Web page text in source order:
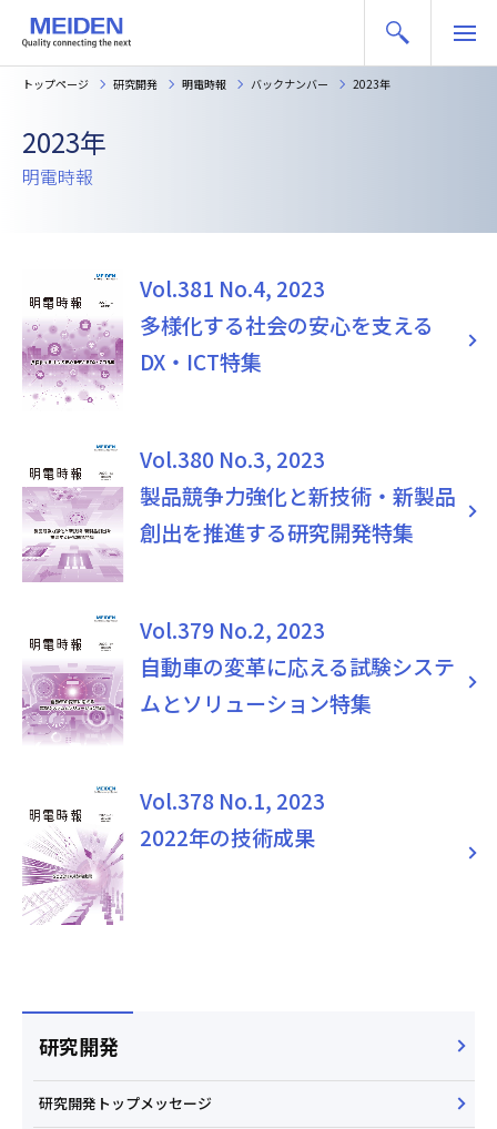
トップページ 研究開発 明電時報 バックナンバー 2023年
2023年
明電時報
Vol.381 No.4, 2023
多様化する社会の安心を支える
DX・ICT特集
Vol.380 No.3, 2023
製品競争力強化と新技術・新製品
創出を推進する研究開発特集
Vol.379 No.2, 2023
自動車の変革に応える試験システ
ムとソリューション特集
Vol.378 No.1, 2023
2022年の技術成果
研究開発
研究開発トップメッセージ